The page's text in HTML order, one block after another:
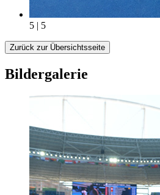
5 | 5
Zurück zur Übersichtsseite
Bildergalerie